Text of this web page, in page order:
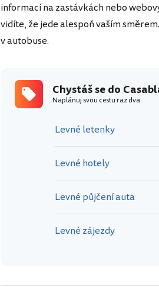
informací na zastávkách nebo
vidíte, že jede alespoň vaším
v autobuse.
Chystáš se do
Naplánuj svou cestu raz dva
Levné letenky
Levné hotely
Levné půjčení auta
Levné zájezdy